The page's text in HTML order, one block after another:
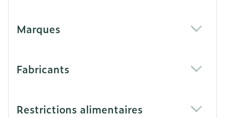
Marques
Fabricants
Restrictions alimentaires